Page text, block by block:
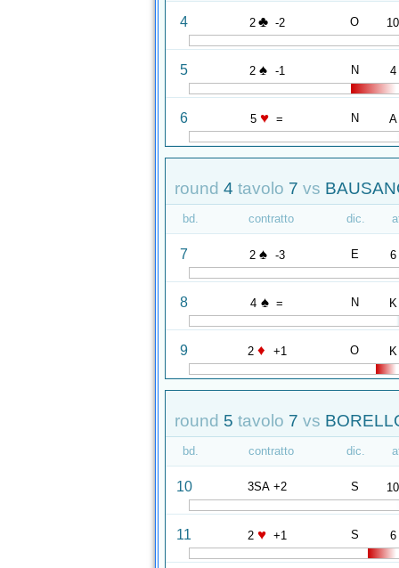
4 2 ♣ -2 O 10
5 2 ♠ -1 N 4
6 5 ♥ = N A
round 4 tavolo 7 vs
bd. contratto dic.
7 2 ♠ -3 E 6
8 4 ♠ = N K
9 2 ♦ +1 O K
round 5 tavolo 7 vs
bd. contratto dic.
10 3SA +2 S 10
11 2 ♥ +1 S 6